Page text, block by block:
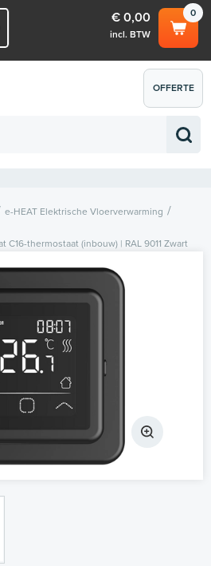
0
€ 0,00
incl. BTW
(incl. BTW) € 0,00
OFFERTE
AANVRAGEN
e-HEAT Elektrische Vloerverwarming
C16-thermostaat (inbouw) | RAL 9011 Zwart